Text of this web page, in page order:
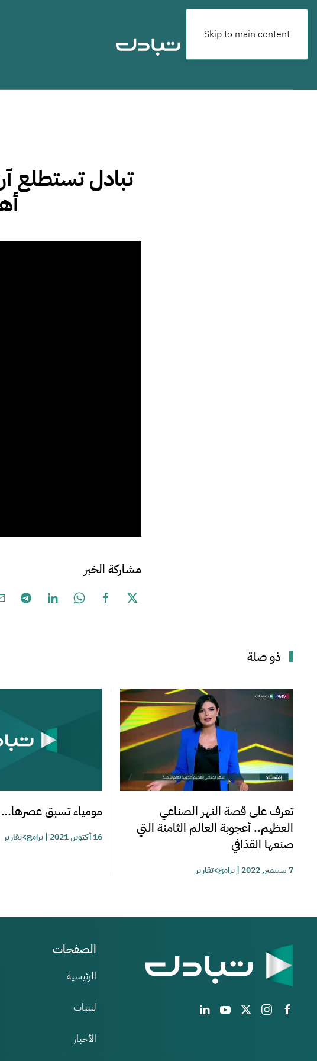
Skip to main content
تبادل تستطلع
مشاركة الخبر
ذو صلة
تعرف على قصة النهر الصناعي
العظيم.. أعجوبة العالم الثامنة التي
صنعها القذافي
7 سبتمبر, 2022 |برامج>تقارير
مومياء تسبق عصرها…
16 أكتوبر, 2021 |برامج>تقارير
الصفحات
الرئيسية
ليبيات
الأخبار